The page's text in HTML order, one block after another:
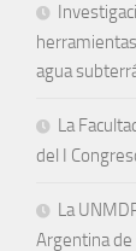
agua
La
del I
La
Argentina